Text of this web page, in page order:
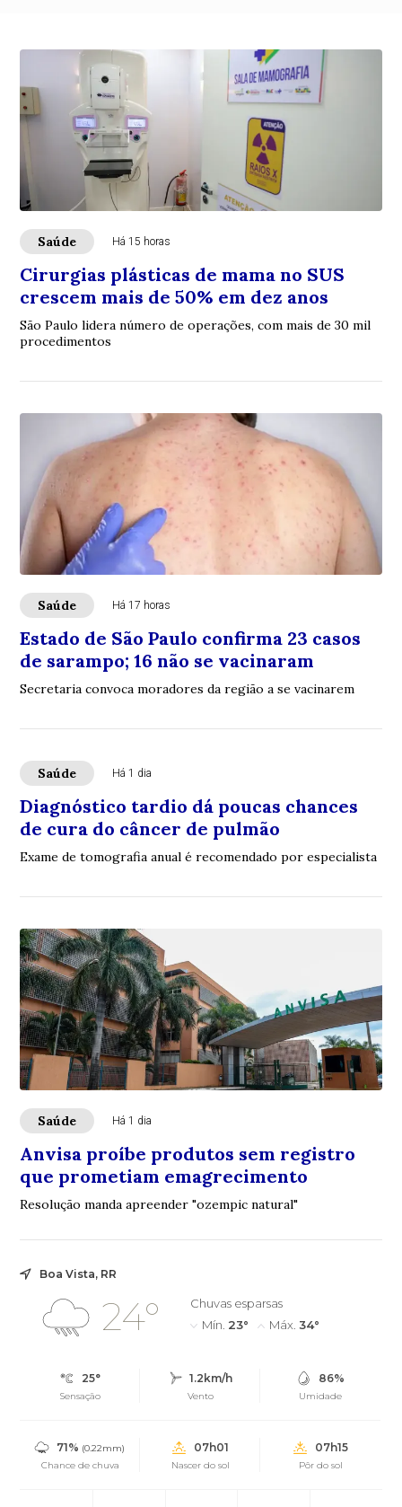
Saúde Há 15 horas
Cirurgias plásticas de mama no SUS
crescem mais de 50% em dez anos
São Paulo lidera número de operações, com mais de 30 mil
procedimentos
Saúde Há 17 horas
Estado de São Paulo confirma 23 casos
de sarampo; 16 não se vacinaram
Secretaria convoca moradores da região a se vacinarem
Saúde Há 1 dia
Diagnóstico tardio dá poucas chances
de cura do câncer de pulmão
Exame de tomografia anual é recomendado por especialista
Saúde Há 1 dia
Anvisa proíbe produtos sem registro
que prometiam emagrecimento
Resolução manda apreender "ozempic natural"
Boa Vista, RR
24°
Chuvas esparsas
Mín. 23° Máx. 34°
25°
Sensação
1.2km/h
Vento
86%
Umidade
71% (0.22mm)
Chance de chuva
07h01
Nascer do sol
07h15
Pôr do sol